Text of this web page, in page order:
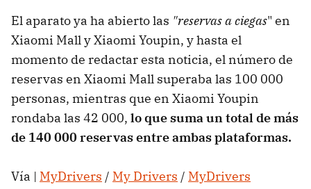
El aparato ya ha abierto las "reservas a ciegas" en
Xiaomi Mall y Xiaomi Youpin, y hasta el
momento de redactar esta noticia, el número de
reservas en Xiaomi Mall superaba las 100 000
personas, mientras que en Xiaomi Youpin
rondaba las 42 000, lo que suma un total de más
de 140 000 reservas entre ambas plataformas.
Vía | MyDrivers / My Drivers / MyDrivers